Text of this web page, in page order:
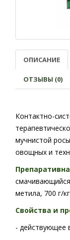
ОПИСАНИЕ
ОТЗЫВЫ (0)
Контактно-
мучнистой
овощных и
метила, 700 г/
Свойства и
- действующее